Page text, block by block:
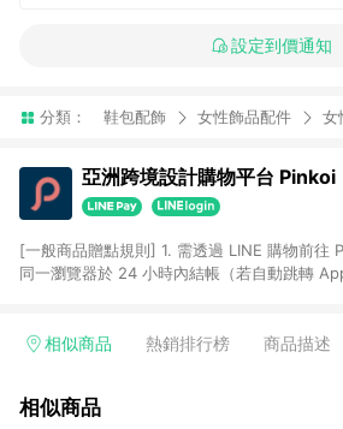
設定到價通知
分類： 鞋包配飾 女性飾品配件 女
亞洲跨境設計購物平台 Pinkoi
[一般商品贈點規則] 1. 需透過 LINE 購物前往
同一瀏覽器於 24 小時內結帳（若自動跳轉
回饋訂單不得享有 Pinkoi 站方優惠，例如首購
行為，不具贈點資格，部分退款不在此限。 6.
相似商品 熱銷排行榜 商品描述
相似商品